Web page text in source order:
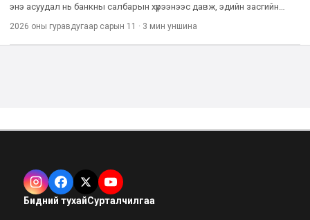
энэ асуудал нь банкны салбарын хүрээнээс давж, эдийн засгийн
2026 оны гуравдугаар сарын 11 · 3 мин уншина
Бидний тухайСурталчилгаа